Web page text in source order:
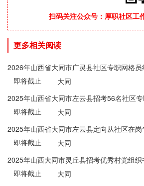
扫码关注公众号：厚职社区工
更多相关阅读
2026年山西省大同市广灵县社区专职网格
工作人员管理公告
即将截止
大同
2025年山西省大同市左云县招考56名社区
告即将截止
大同
2025年山西省大同市左云县定向从社区在
聘18名社区专职工作人员公告
即将截止
大同
2025年山西大同市灵丘县招考优秀村党组
公告
即将截止
大同